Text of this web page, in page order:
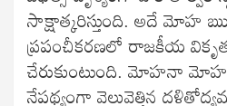
సాక్షాత్కరిస్తుంది. అదే మోహ
ప్రపంచీకరణలో రాజకీయ
చేరుకుంటుంది. మోహనా
నేపథ్యంగా వెల్లువెత్తిన